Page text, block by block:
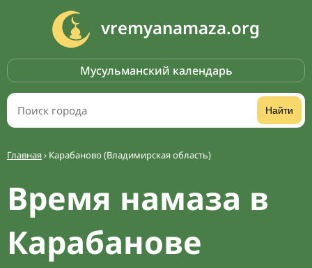
vremyanamaza.org
Мусульманский календарь
Найти
Главная› Карабаново (Владимирская область)
Время намаза в
Карабанове